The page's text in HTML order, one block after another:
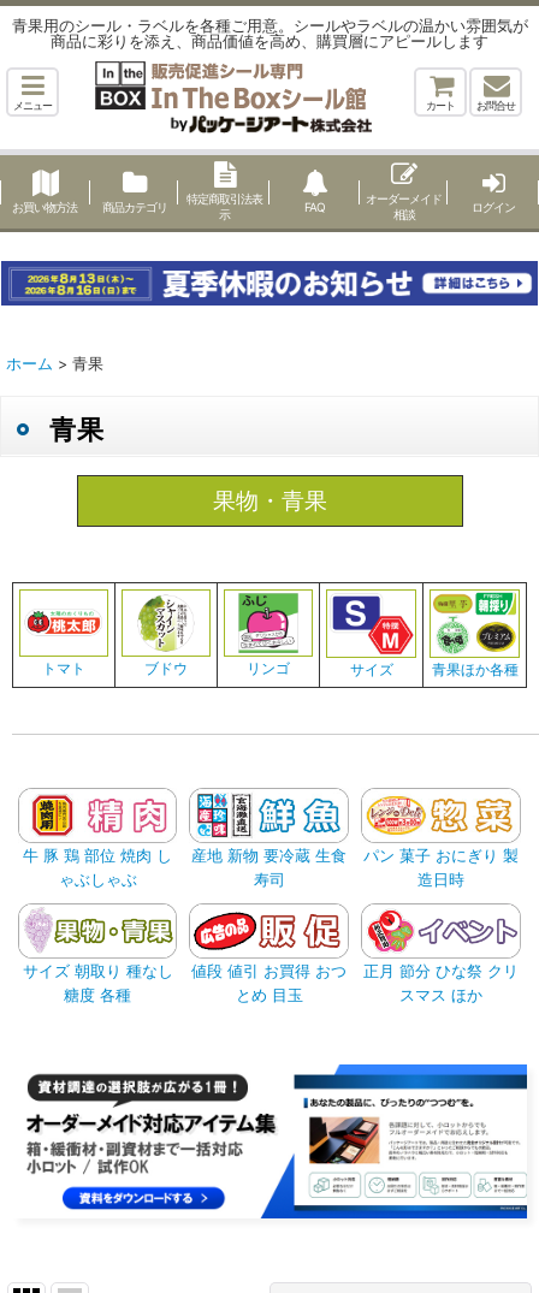
青果用のシール・ラベルを各種ご用意。シールやラベルの温かい雰囲気が
商品に彩りを添え、商品価値を高め、購買層にアピールします
メニュー カート お問合せ
お買い物方法 商品カテゴリ
特定商取引法表
示
FAQ
オーダーメイド
相談
ログイン
ホーム > 青果
青果
果物・青果
トマト ブドウ リンゴ サイズ 青果ほか各種
牛 豚 鶏 部位 焼肉 し
ゃぶしゃぶ
産地 新物 要冷蔵 生食
寿司
パン 菓子 おにぎり 製
造日時
サイズ 朝取り 種なし
糖度 各種
値段 値引 お買得 おつ
とめ 目玉
正月 節分 ひな祭 クリ
スマス ほか